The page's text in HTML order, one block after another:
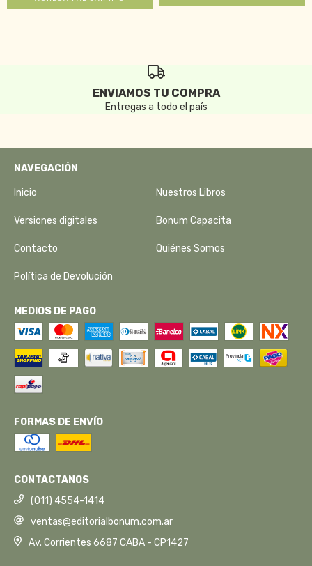
ENVIAMOS TU COMPRA
Entregas a todo el país
NAVEGACIÓN
Inicio Nuestros Libros
Versiones digitales Bonum Capacita
Contacto Quiénes Somos
Política de Devolución
MEDIOS DE PAGO
FORMAS DE ENVÍO
CONTACTANOS
(011) 4554-1414
ventas@editorialbonum.com.ar
Av. Corrientes 6687 CABA - CP1427